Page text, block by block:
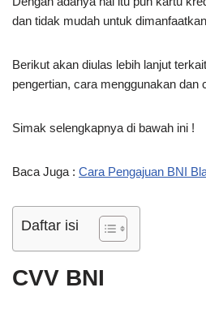
dan tidak mudah untuk
Berikut akan diulas lebih lanjut
pengertian, cara menggunakan dan
Simak selengkapnya di bawah ini !
Baca Juga : Cara Pengajuan BNI
Daftar isi
CVV BNI